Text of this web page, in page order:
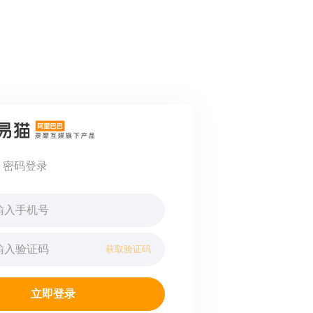
密码登录
获取验证码
立即登录